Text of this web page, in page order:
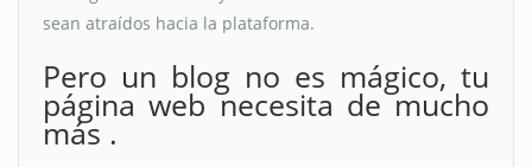
sean atraídos hacia la plataforma.
Pero un blog no es mágico, tu
página web necesita de mucho
más .